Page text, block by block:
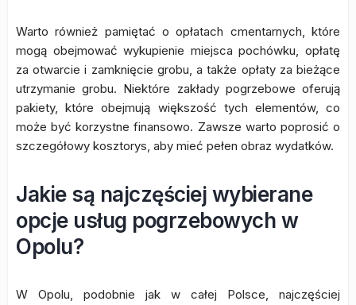
Warto również pamiętać o opłatach cmentarnych, które
mogą obejmować wykupienie miejsca pochówku, opłatę
za otwarcie i zamknięcie grobu, a także opłaty za bieżące
utrzymanie grobu. Niektóre zakłady pogrzebowe oferują
pakiety, które obejmują większość tych elementów, co
może być korzystne finansowo. Zawsze warto poprosić o
szczegółowy kosztorys, aby mieć pełen obraz wydatków.
Jakie są najczęściej wybierane
opcje usług pogrzebowych w
Opolu?
W Opolu, podobnie jak w całej Polsce, najczęściej